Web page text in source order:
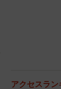
アクセスラン